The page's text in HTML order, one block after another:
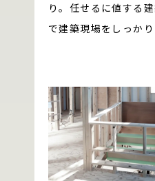
り。任せるに値する
で建築現場をしっか